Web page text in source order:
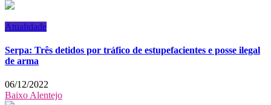
Atualidade
Serpa: Três detidos por tráfico de estupefacientes e posse ilegal
de arma
06/12/2022
Baixo Alentejo